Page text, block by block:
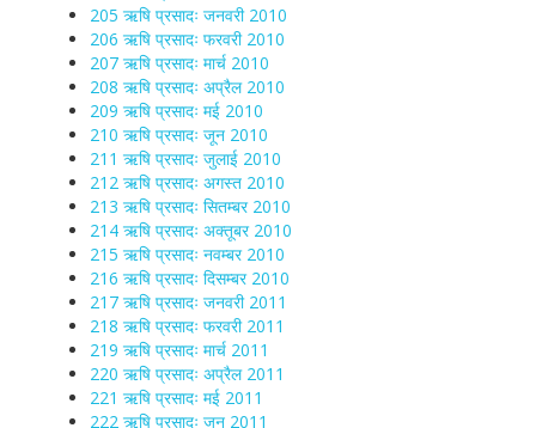
205 ऋषि प्रसादः जनवरी 2010
206 ऋषि प्रसादः फरवरी 2010
207 ऋषि प्रसादः मार्च 2010
208 ऋषि प्रसादः अप्रैल 2010
209 ऋषि प्रसादः मई 2010
210 ऋषि प्रसादः जून 2010
211 ऋषि प्रसादः जुलाई 2010
212 ऋषि प्रसादः अगस्त 2010
213 ऋषि प्रसादः सितम्बर 2010
214 ऋषि प्रसादः अक्तूबर 2010
215 ऋषि प्रसादः नवम्बर 2010
216 ऋषि प्रसादः दिसम्बर 2010
217 ऋषि प्रसादः जनवरी 2011
218 ऋषि प्रसादः फरवरी 2011
219 ऋषि प्रसादः मार्च 2011
220 ऋषि प्रसादः अप्रैल 2011
221 ऋषि प्रसादः मई 2011
222 ऋषि प्रसादः जून 2011